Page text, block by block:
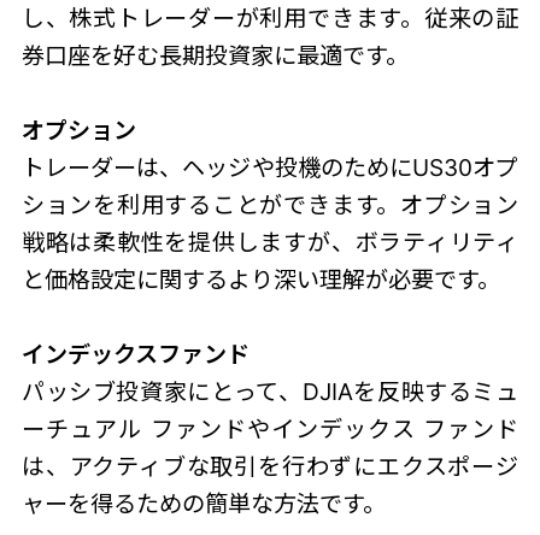
し、株式トレーダーが利用できます。従来の証
券口座を好む長期投資家に最適です。
オプション
トレーダーは、ヘッジや投機のためにUS30オプ
ションを利用することができます。オプション
戦略は柔軟性を提供しますが、ボラティリティ
と価格設定に関するより深い理解が必要です。
インデックスファンド
パッシブ投資家にとって、DJIAを反映するミュ
ーチュアル ファンドやインデックス ファンド
は、アクティブな取引を行わずにエクスポージ
ャーを得るための簡単な方法です。